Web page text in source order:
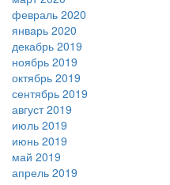
февраль 2020
январь 2020
декабрь 2019
ноябрь 2019
октябрь 2019
сентябрь 2019
август 2019
июль 2019
июнь 2019
май 2019
апрель 2019